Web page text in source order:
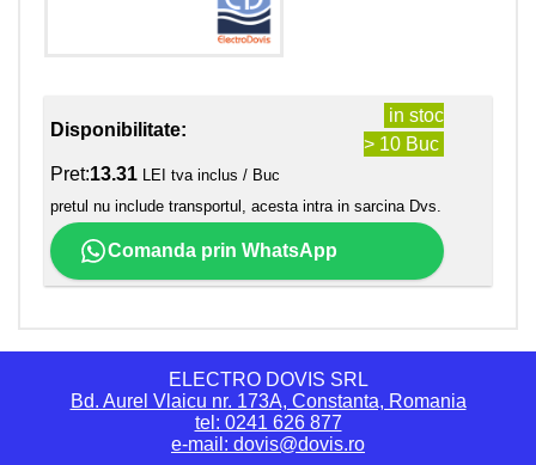
Disponibilitate:
in stoc
> 10 Buc
Pret:13.31 LEI tva inclus / Buc
pretul nu include transportul, acesta intra in sarcina Dvs.
Comanda prin WhatsApp
ELECTRO DOVIS SRL
Bd. Aurel Vlaicu nr. 173A, Constanta, Romania
tel: 0241 626 877
e-mail: dovis@dovis.ro